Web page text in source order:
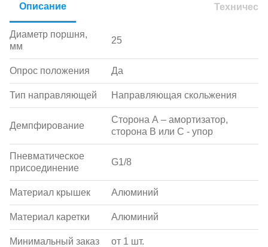
Описание
Диаметр поршня,
мм
25
Опрос положения Да
Тип направляющей Направляющая скольжения
Демпфирование
Сторона А – амортизатор,
сторона В или С - упор
Пневматическое
присоединение
G1/8
Материал крышек Алюминий
Материал каретки Алюминий
Минимальный заказ от 1 шт.